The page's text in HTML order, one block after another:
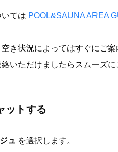
ては POOL&SAUNA AREA
き状況によってはすぐにご
いただけましたらスムーズに
ットする
ュ を選択します。